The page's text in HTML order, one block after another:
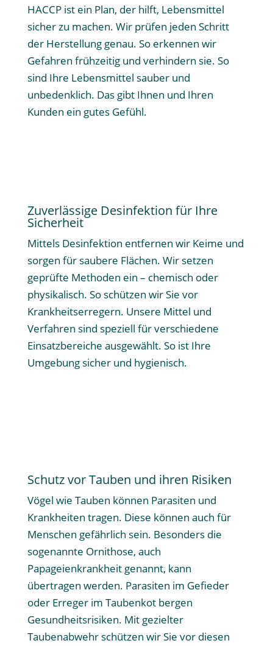
HACCP ist ein Plan, der hilft, Lebensmittel
sicher zu machen. Wir prüfen jeden Schritt
der Herstellung genau. So erkennen wir
Gefahren frühzeitig und verhindern sie. So
sind Ihre Lebensmittel sauber und
unbedenklich. Das gibt Ihnen und Ihren
Kunden ein gutes Gefühl.
Zuverlässige Desinfektion für Ihre
Sicherheit
Mittels Desinfektion entfernen wir Keime und
sorgen für saubere Flächen. Wir setzen
geprüfte Methoden ein – chemisch oder
physikalisch. So schützen wir Sie vor
Krankheitserregern. Unsere Mittel und
Verfahren sind speziell für verschiedene
Einsatzbereiche ausgewählt. So ist Ihre
Umgebung sicher und hygienisch.
Schutz vor Tauben und ihren Risiken
Vögel wie Tauben können Parasiten und
Krankheiten tragen. Diese können auch für
Menschen gefährlich sein. Besonders die
sogenannte Ornithose, auch
Papageienkrankheit genannt, kann
übertragen werden. Parasiten im Gefieder
oder Erreger im Taubenkot bergen
Gesundheitsrisiken. Mit gezielter
Taubenabwehr schützen wir Sie vor diesen